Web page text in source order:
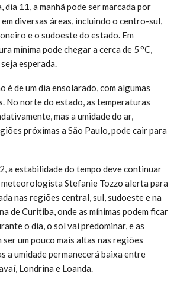
11, a manhã pode ser marcada por
diversas áreas, incluindo o centro-sul,
e o sudoeste do estado. Em
mínima pode chegar a cerca de 5 °C,
esperada.
é de um dia ensolarado, com algumas
No norte do estado, as temperaturas
mas a umidade do ar,
próximas a São Paulo, pode cair para
a estabilidade do tempo deve continuar
meteorologista Stefanie Tozzo alerta para
nas regiões central, sul, sudoeste e na
de Curitiba, onde as mínimas podem ficar
o dia, o sol vai predominar, e as
um pouco mais altas nas regiões
a umidade permanecerá baixa entre
Londrina e Loanda.